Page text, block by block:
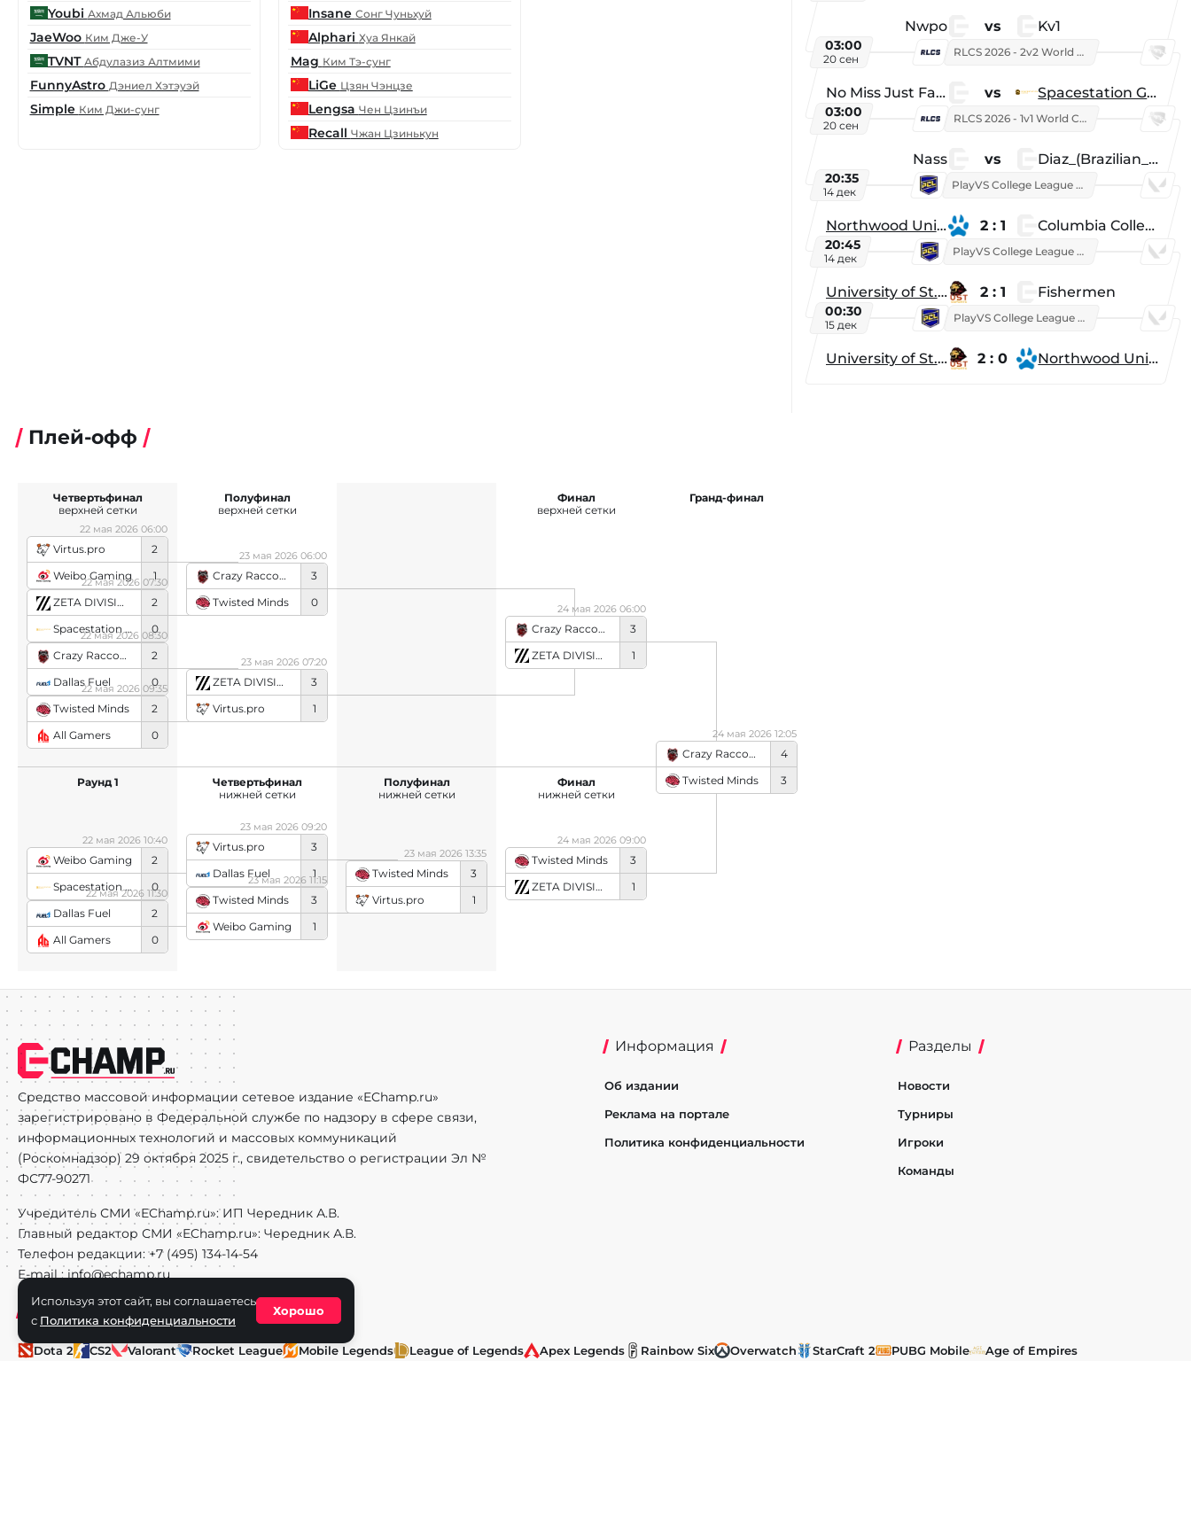
Youbi Ахмад Альюби
JaeWoo Ким Дже-У
TVNT Абдулазиз Алтмими
FunnyAstro Дэниел Хэтэуэй
Simple Ким Джи-сунг
Insane Сонг Чуньхуй
Alphari Хуа Янкай
Mag Ким Тэ-сунг
LiGe Цзян Чэнцзе
Lengsa Чен Цзинъи
Recall Чжан Цзинькун
Nwpo vs Kv1
03:00
20 сен
RLCS 2026 - 2v2 World Championship
No Miss Just Fake vs Spacestation Gaming
03:00
20 сен
RLCS 2026 - 1v1 World Championship
Nass vs Diaz_(Brazilian_Player)
20:35
14 дек
PlayVS College League 2025: Fall
Northwood University 2 : 1 Columbia College
20:45
14 дек
PlayVS College League 2025: Fall
University of St. Thomas 2 : 1 Fishermen
00:30
15 дек
PlayVS College League 2025: Fall
University of St. Thomas 2 : 0 Northwood University
Плей-офф
Virtus.pro
2
Weibo Gaming
1
22 мая 2026 06:00
ZETA DIVISION
2
Spacestation Gaming
0
22 мая 2026 07:30
Crazy Raccoon
2
Dallas Fuel
0
22 мая 2026 08:30
Twisted Minds
2
All Gamers
0
22 мая 2026 09:35
Четвертьфинал
верхней сетки
Crazy Raccoon
3
Twisted Minds
0
23 мая 2026 06:00
ZETA DIVISION
3
Virtus.pro
1
23 мая 2026 07:20
Полуфинал
верхней сетки
Crazy Raccoon
3
ZETA DIVISION
1
24 мая 2026 06:00
Финал
верхней сетки
Weibo Gaming
2
Spacestation Gaming
0
22 мая 2026 10:40
Dallas Fuel
2
All Gamers
0
22 мая 2026 11:30
Раунд 1
Virtus.pro
3
Dallas Fuel
1
23 мая 2026 09:20
Twisted Minds
3
Weibo Gaming
1
23 мая 2026 11:15
Четвертьфинал
нижней сетки
Twisted Minds
3
Virtus.pro
1
23 мая 2026 13:35
Полуфинал
нижней сетки
Twisted Minds
3
ZETA DIVISION
1
24 мая 2026 09:00
Финал
нижней сетки
Crazy Raccoon
4
Twisted Minds
3
24 мая 2026 12:05
Гранд-финал
Средство массовой информации сетевое издание «EChamp.ru»
зарегистрировано в Федеральной службе по надзору в сфере связи,
информационных технологий и массовых коммуникаций
(Роскомнадзор) 29 октября 2025 г., свидетельство о регистрации Эл №
ФС77-90271
Учредитель СМИ «EChamp.ru»: ИП Чередник А.В.
Главный редактор СМИ «EChamp.ru»: Чередник А.В.
Телефон редакции: +7 (495) 134-14-54
E-mail :info@echamp.ru
Информация
Об издании
Реклама на портале
Политика конфиденциальности
Разделы
Новости
Турниры
Игроки
Команды
Игры
Dota 2 CS2 Valorant Rocket League Mobile Legends League of Legends Apex Legends Rainbow Six Overwatch StarCraft 2 PUBG Mobile
Age of Empires
Используя этот сайт, вы соглашаетесь
с Политика конфиденциальности
Хорошо